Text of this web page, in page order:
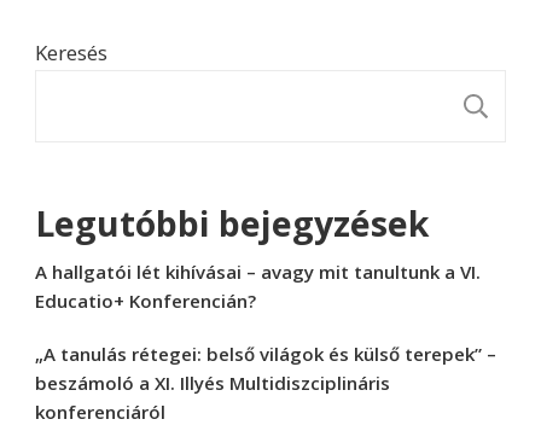
Keresés
Legutóbbi bejegyzések
A hallgatói lét kihívásai – avagy mit tanultunk a VI.
Educatio+ Konferencián?
„A tanulás rétegei: belső világok és külső terepek” –
beszámoló a XI. Illyés Multidiszciplináris
konferenciáról